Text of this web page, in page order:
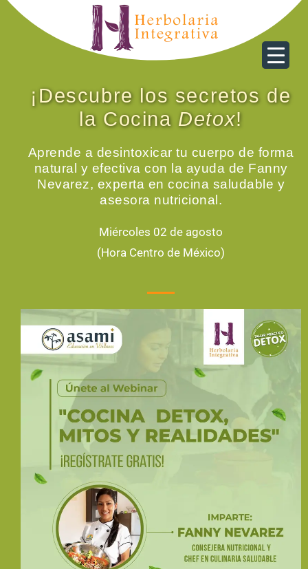
¡Descubre los secretos de
la Cocina Detox!
Aprende a desintoxicar tu cuerpo de forma
natural y efectiva con la ayuda de Fanny
Nevarez, experta en cocina saludable y
asesora nutricional.
Miércoles 02 de agosto
(Hora Centro de México)